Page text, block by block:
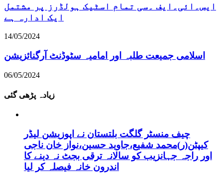
ایس۔ائی۔ایف ۔سی تمام اسٹیک ہولڈرز پر مشتمل
ایک ادارہ ہے
14/05/2024
اسلامی جمیعت طلبہ اور امامیہ سٹوڈنٹ آرگنائزیشن
06/05/2024
زیادہ پڑھی گئی
چیف منسٹر گلگت بلتستان نے اپوزیشن لیڈر
کیپٹن(ر)محمد شفیع،جاوید حسین،نواز خان ناجی
اور راجہ جہانزیب کو سالانہ ترقی بجٹ نہ دینے کا
اندرون خانہ فیصلہ کر لیا